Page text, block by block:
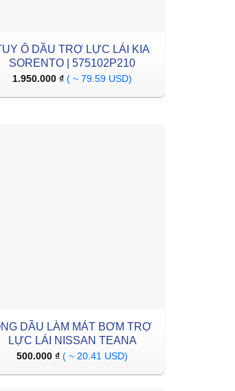
Ô DẦU TRỢ LỰC LÁI KIA
SORENTO | 575102P210
1.950.000₫ ( ~ 79.59 USD)
DẦU LÀM MÁT BƠM TRỢ
LỰC LÁI NISSAN TEANA
500.000₫ ( ~ 20.41 USD)